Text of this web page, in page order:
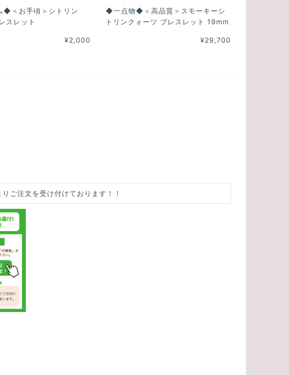
◆＜お手頃＞シトリン
スレット
¥2,000
◆一点物◆＜高品質＞スモーキーシ
トリンクォーツ ブレスレット 19mm
¥29,700
ご注文を受け付けております！！